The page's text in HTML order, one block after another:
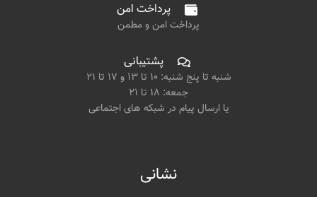
پرداخت امن
پرداخت امن و مطمن
پشتیبانی
شنبه تا پنج شنبه: ۱۰ تا ۱۳ و ۱۷ تا ۲۱
جمعه: ۱۸ تا ۲۱
یا ارسال پیام در شبکه های اجتماعی
نشانی